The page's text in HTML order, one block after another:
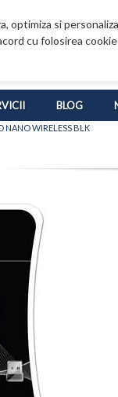
si
cu folosirea
BLOG
NANO WIRELESS BLK